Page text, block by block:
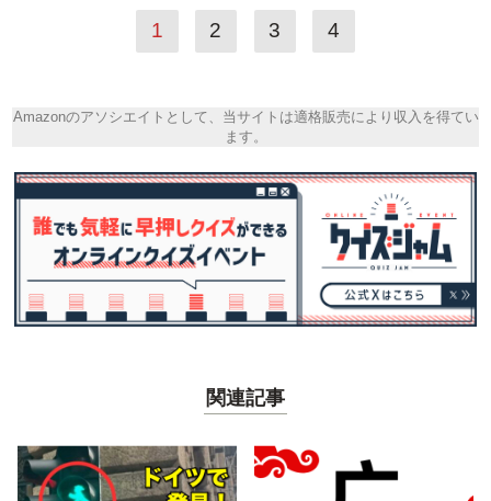
1 2 3 4
Amazonのアソシエイトとして、当サイトは適格販売により収入を得てい
ます。
関連記事